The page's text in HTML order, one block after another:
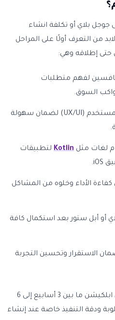
بلاي أو تكلفة انشاء
من التعرف أولًا على المراحل
حتى إطلاقه وهي:
لفهم متطلبات
السوق.
تصميم الواجهة وتجربة المستخدم (UX/UI) لضمان سهولة
لغات مثل Kotlin لتطبيقات
كفاءة الأداء وخلوه من المشاكل
أو أبل ستور بعد استكمال كافة
الاستقرار وتحسين التجربة
وقد يتراوح زمن تصميم موبايل ابلكيشن ما بين 3 أسابيع إلى 6
ودقة التنفيذ خاصة عند إنشاء